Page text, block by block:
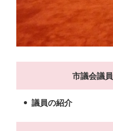
市議会議員
議員の紹介